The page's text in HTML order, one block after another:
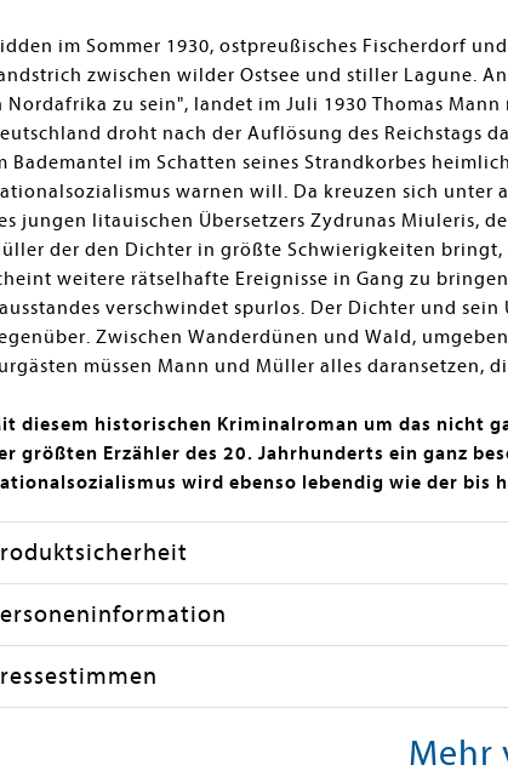
im Sommer 1930, ostpreußisches Fischerdorf
zwischen wilder Ostsee und stiller Lagune.
Nordafrika zu sein", landet im Juli 1930 Thomas
droht nach der Auflösung des Reichstags
Bademantel im Schatten seines Strandkorbes
warnen will. Da kreuzen sich unter
jungen litauischen Übersetzers Zydrunas Miuleris,
der den Dichter in größte Schwierigkeiten bringt,
weitere rätselhafte Ereignisse in Gang zu
verschwindet spurlos. Der Dichter und
Zwischen Wanderdünen und Wald,
müssen Mann und Müller alles daransetzen,
diesem historischen Kriminalroman um das nicht
größten Erzähler des 20. Jahrhunderts ein ganz
wird ebenso lebendig wie der
Mehr